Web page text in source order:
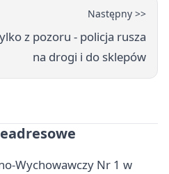
Następny >>
z pozoru - policja rusza
na drogi i do sklepów
Wychowawczy Nr 1 w